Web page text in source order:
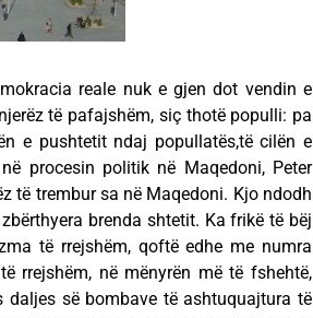
reale nuk e gjen dot vendin e
të pafajshëm, siç thotë populli: pa
e pushtetit ndaj popullatës,të cilën e
procesin politik në Maqedoni, Peter
të trembur sa në Maqedoni. Kjo ndodh
brenda shtetit. Ka frikë të bëj
të rrejshëm, qoftë edhe me numra
rrejshëm, në mënyrën më të fshehtë,
së bombave të ashtuquajtura të